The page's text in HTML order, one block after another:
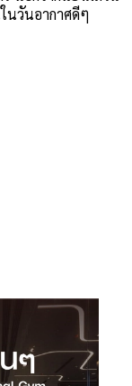
นวันอากาศดีๆ